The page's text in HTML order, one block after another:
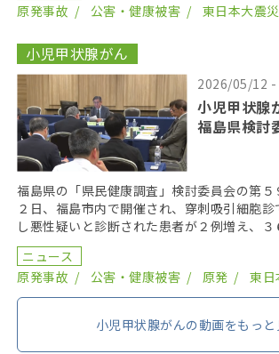
原発事故
公害・健康被害 東日本大震災
小児甲状腺がん
2026/05/12 -
小児甲状腺
福島県検討
福島県の「県民健康調査」検討委員会の第５
２日、福島市内で開催され、穿刺吸引細胞
し悪性疑いと診断された患者が２例増え、
２０１９年までにがん登録で把握された集
ニュース
原発事故
公害・健康被害 原発 東日
小児甲状腺がんの動画をもっと